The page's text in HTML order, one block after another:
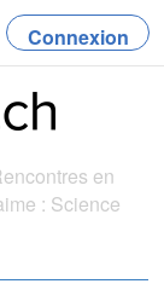
Connexion
en
: Science